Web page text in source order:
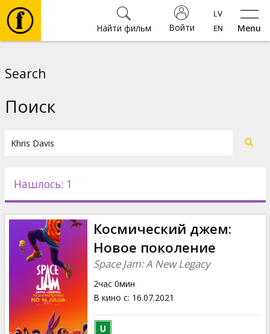
Menu
Войти
Найти фильм
Новости
Подарки
Кинозакуски
B2B
Search
Поиск
Нашлось: 1
Космический джем:
Новое поколение
Space Jam: A New Legacy
2час 0мин
В кино с: 16.07.2021